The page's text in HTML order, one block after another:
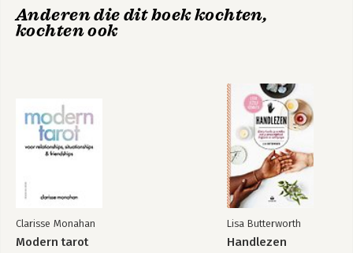
Zijn wie je bent
The Surrender
Experiment
Bekijk alle boeken
Anderen die dit boek kochten,
kochten ook
Clarisse Monahan
Modern tarot
Lisa Butterworth
Handlezen